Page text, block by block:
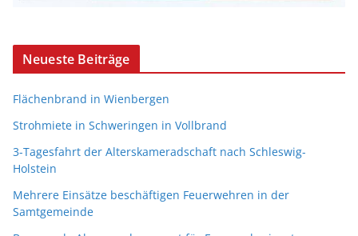
Neueste Beiträge
Flächenbrand in Wienbergen
Strohmiete in Schweringen in Vollbrand
3-Tagesfahrt der Alterskameradschaft nach Schleswig-
Holstein
Mehrere Einsätze beschäftigen Feuerwehren in der
Samtgemeinde